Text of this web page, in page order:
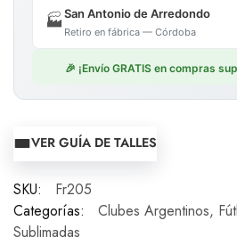
🏭San Antonio de Arredondo
Retiro en fábrica — Córdoba
🎉 ¡Envío GRATIS en compras
VER GUÍA DE TALLES
SKU:
Fr205
Categorías:
Clubes Argentinos,
Sublimadas